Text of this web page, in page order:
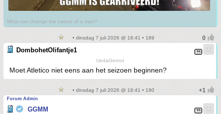
What can change the nature of a man?
• dinsdag 7 juli 2026 @ 18:41 • 189
DombohetOlifantje1
UedaGernot
Moet Atletico niet eens aan het seizoen beginnen?
• dinsdag 7 juli 2026 @ 18:41 • 190
Forum Admin
GGMM